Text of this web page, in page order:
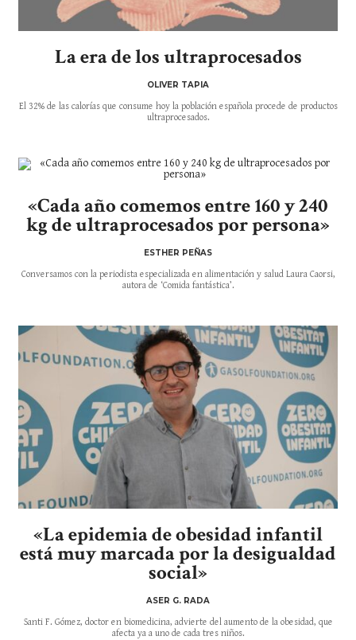
La era de los ultraprocesados
OLIVER TAPIA
El 32% de las calorías que consume hoy la población española procede de productos
ultraprocesados.
«Cada año comemos entre 160 y 240
kg de ultraprocesados por persona»
ESTHER PEÑAS
Conversamos con la periodista especializada en alimentación y salud Laura Caorsi,
autora de ‘Comida fantástica’.
«La epidemia de obesidad infantil
está muy marcada por la desigualdad
social»
ASER G. RADA
Santi F. Gómez, doctor en biomedicina, advierte del aumento de la obesidad, que
afecta ya a uno de cada tres niños.